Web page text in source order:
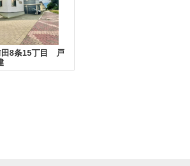
田8条15丁目 戸